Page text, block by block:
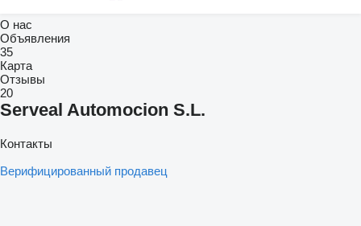
О нас
Объявления
35
Карта
Отзывы
20
Serveal Automocion S.L.
Контакты
Верифицированный продавец